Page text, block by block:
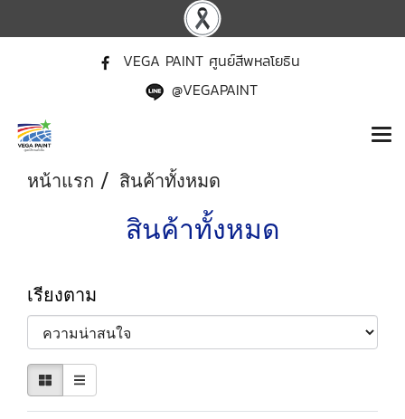
VEGA PAINT ศูนย์สีพหลโยธิน
@VEGAPAINT
หน้าแรก สินค้าทั้งหมด
สินค้าทั้งหมด
เรียงตาม